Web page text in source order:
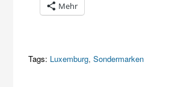
Mehr
Tags: Luxemburg,Sondermarken